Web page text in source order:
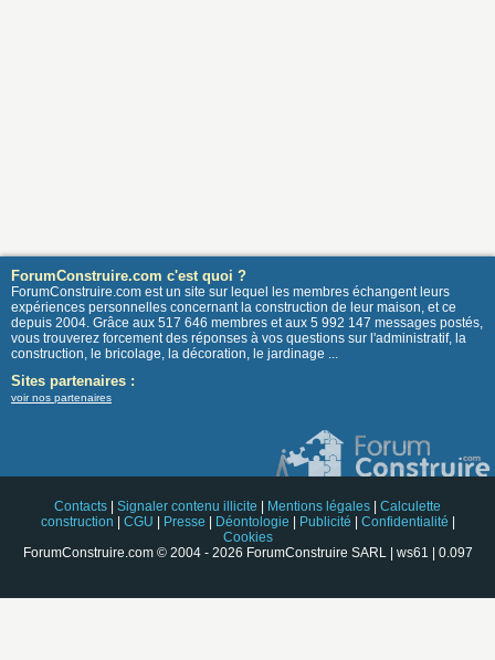
ForumConstruire.com c'est quoi ?
ForumConstruire.com est un site sur lequel les membres échangent leurs
expériences personnelles concernant la construction de leur maison, et ce
depuis 2004. Grâce aux 517 646 membres et aux 5 992 147 messages postés,
vous trouverez forcement des réponses à vos questions sur l'administratif, la
construction, le bricolage, la décoration, le jardinage ...
Sites partenaires :
voir nos partenaires
Contacts Signaler contenu illicite Mentions légales
Calculette
construction
CGU Presse Déontologie Publicité Confidentialité
Cookies
ForumConstruire.com © 2004 - 2026 ForumConstruire SARL | ws61 | 0.097